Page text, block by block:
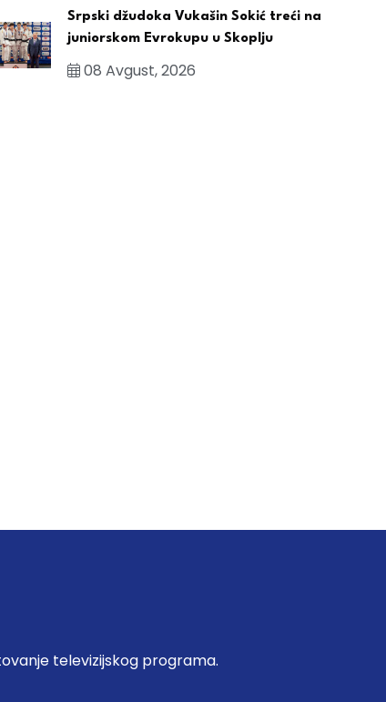
Srpski džudoka Vukašin Sokić treći na
juniorskom Evrokupu u Skoplju
08 Avgust, 2026
televizijskog programa.